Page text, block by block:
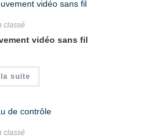
classé
vidéo sans fil
suite
classé